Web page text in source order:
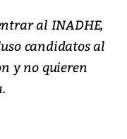
al INADHE,
candidatos al
y no quieren